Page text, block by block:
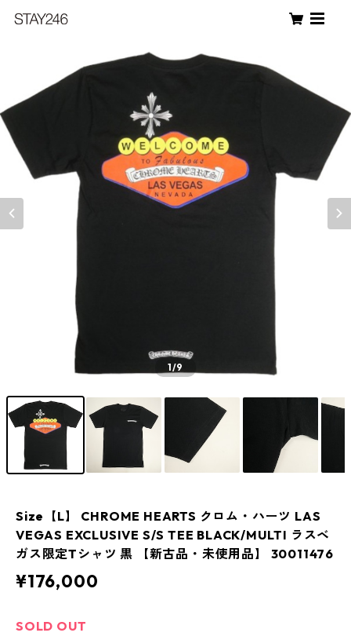
1/9
Size【L】 CHROME HEARTS クロム・ハーツ LAS
VEGAS EXCLUSIVE S/S TEE BLACK/MULTI ラスベ
ガス限定Tシャツ 黒 【新古品・未使用品】 30011476
¥176,000
SOLD OUT